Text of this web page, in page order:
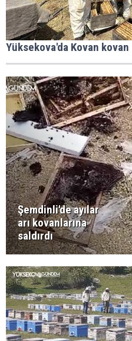
Yüksekova'da Kovan kovan
Şemdinli'de ayılar
arı kovanlarına
saldırdı